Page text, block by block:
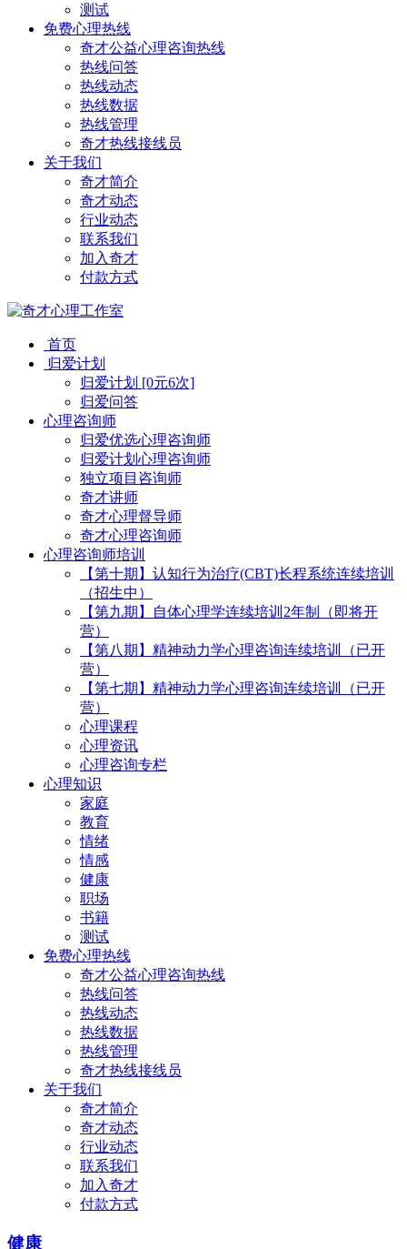
测试
免费心理热线
奇才公益心理咨询热线
热线问答
热线动态
热线数据
热线管理
奇才热线接线员
关于我们
奇才简介
奇才动态
行业动态
联系我们
加入奇才
付款方式
首页
归爱计划
归爱计划 [0元6次]
归爱问答
心理咨询师
归爱优选心理咨询师
归爱计划心理咨询师
独立项目咨询师
奇才讲师
奇才心理督导师
奇才心理咨询师
心理咨询师培训
【第十期】认知行为治疗(CBT)长程系统连续培训
（招生中）
【第九期】自体心理学连续培训2年制（即将开
营）
【第八期】精神动力学心理咨询连续培训（已开
营）
【第七期】精神动力学心理咨询连续培训（已开
营）
心理课程
心理资讯
心理咨询专栏
心理知识
家庭
教育
情绪
情感
健康
职场
书籍
测试
免费心理热线
奇才公益心理咨询热线
热线问答
热线动态
热线数据
热线管理
奇才热线接线员
关于我们
奇才简介
奇才动态
行业动态
联系我们
加入奇才
付款方式
健康